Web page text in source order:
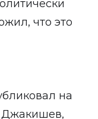
что это
на
Джакишев,